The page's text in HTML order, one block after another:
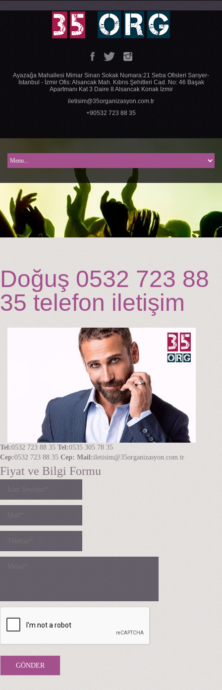
Ayazağa Mahallesi Mimar Sinan Sokak Numara:21 Seba Ofisleri Sarıyer-
İstanbul - İzmir Ofis: Alsancak Mah. Kıbrıs Şehitleri Cad. No: 46 Başak
Apartmanı Kat 3 Daire 8 Alsancak Konak İzmir
iletisim@35organizasyon.com.tr
+90532 723 88 35
Doğuş 0532 723 88
35 telefon iletişim
Tel:0532 723 88 35 Tel:0535 305 78 35
Cep:0532 723 88 35 Cep: Mail:iletisim@35organizasyon.com.tr
Fiyat ve Bilgi Formu